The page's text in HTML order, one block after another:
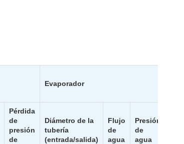
Evaporador
Pérdida
de
presión
de
Diámetro de la
tubería
(entrada/salida)
Flujo
de
agua
Presión
de
agua